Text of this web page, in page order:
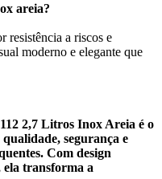
areia?
resistência a riscos e
moderno e elegante que
2,7 Litros Inox Areia é o
segurança e
Com design
transforma a